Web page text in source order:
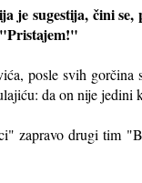
je sugestija, čini
posle svih
da on nije jedini
zapravo drugi tim